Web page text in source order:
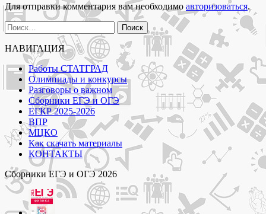
Для отправки комментария вам необходимо авторизоваться.
Найти:
НАВИГАЦИЯ
Работы СТАТГРАД
Олимпиады и конкурсы
Разговоры о важном
Сборники ЕГЭ и ОГЭ
ЕГКР 2025-2026
ВПР
МЦКО
Как скачать материалы
КОНТАКТЫ
Сборники ЕГЭ и ОГЭ 2026